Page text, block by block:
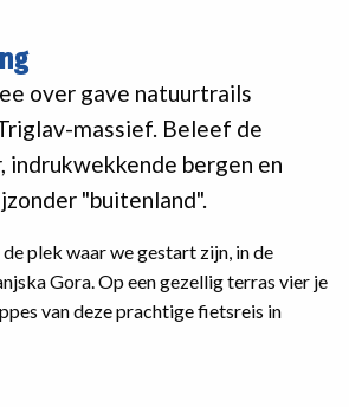
over gave natuurtrails
massief. Beleef de
indrukwekkende bergen en
"buitenland".
plek waar we gestart zijn, in de
Gora. Op een gezellig terras vier je
van deze prachtige fietsreis in